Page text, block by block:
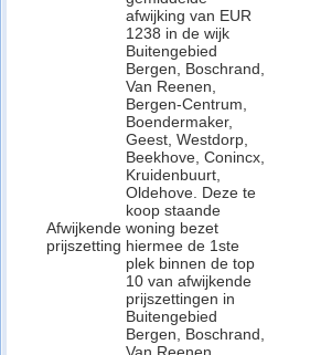
Afwijkende
prijszetting
afwijking van EUR
1238 in de wijk
Buitengebied
Bergen, Boschrand,
Van Reenen,
Bergen-Centrum,
Boendermaker,
Geest, Westdorp,
Beekhove, Conincx,
Kruidenbuurt,
Oldehove. Deze te
koop staande
woning bezet
hiermee de 1ste
plek binnen de top
10 van afwijkende
prijszettingen in
Buitengebied
Bergen, Boschrand,